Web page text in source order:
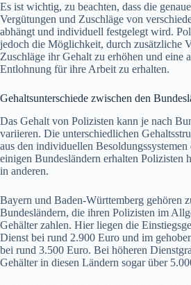
Es ist wichtig, zu beachten, dass die
Vergütungen und Zuschläge von
abhängt und individuell festgelegt wird.
jedoch die Möglichkeit, durch zusätzliche
Zuschläge ihr Gehalt zu erhöhen und eine
Entlohnung für ihre Arbeit zu erhalten.
Gehaltsunterschiede zwischen den
Das Gehalt von Polizisten kann je nach
variieren. Die unterschiedlichen
aus den individuellen Besoldungssystemen
einigen Bundesländern erhalten Polizisten
in anderen.
Bayern und Baden-Württemberg gehören
Bundesländern, die ihren Polizisten im
Gehälter zahlen. Hier liegen die
Dienst bei rund 2.900 Euro und im
bei rund 3.500 Euro. Bei höheren
Gehälter in diesen Ländern sogar über